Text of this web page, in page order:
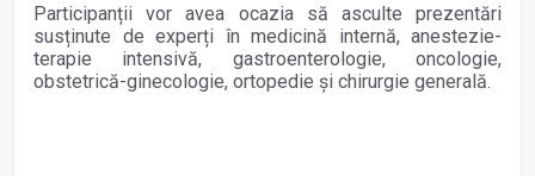
Participanții vor avea ocazia să asculte prezentări
susținute de experți în medicină internă, anestezie-
terapie intensivă, gastroenterologie, oncologie,
obstetrică-ginecologie, ortopedie și chirurgie generală.